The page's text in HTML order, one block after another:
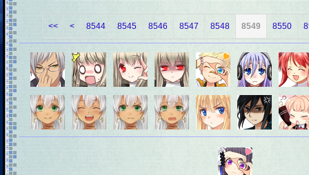
ファイナル
アブソーバー
<< < 8544 8545 8546 8547 8548 8549 8550